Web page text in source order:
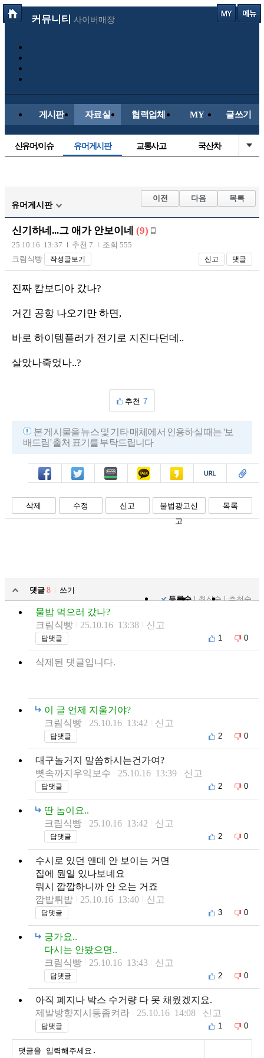
커뮤니티 사이버매장
게시판 자료실 협력업체 MY 글쓰기
신유머/이슈 유머게시판 교통사고 국산차
자유사진 군사/무기
트럭/버스
장착시공사진
유머게시판
이전 다음 목록
신기하네...그 애가 안보이네 (9)
25.10.16 13:37 추천 7
조회 555
크림식빵
작성글보기 신고 댓글
진짜 캄보디아 갔나?
거긴 공항 나오기만 하면,
바로 하이템플러가 전기로 지진다던데..
살았나죽었나..?
추천 7
본 게시물을 뉴스 및 기타 매체에서 인용하실 때는 '보
배드림' 출처 표기를 부탁드립니다
페북 트윗 밴드 카톡 카스 복사 스크랩
삭제 수정 신고
불법광고신
고
목록
댓글 8
쓰기
등록순
최신순 추천순
물밥 먹으러 갔나?
크림식빵
25.10.16 13:38 신고
답댓글 1 0
삭제된 댓글입니다.
이 글 언제 지울거야?
크림식빵
25.10.16 13:42 신고
답댓글 2 0
대구놀거지 말씀하시는건가여?
뼛속까지우익보수
25.10.16 13:39 신고
답댓글 2 0
딴 놈이요..
크림식빵
25.10.16 13:42 신고
답댓글 2 0
수시로 있던 앤데 안 보이는 거면
집에 뭔일 있나보네요
뭐시 깝깝하니까 안 오는 거죠
깜밥튀밥
25.10.16 13:40 신고
답댓글 3 0
긍가요..
다시는 안봤으면..
크림식빵
25.10.16 13:43 신고
답댓글 2 0
아직 폐지나 박스 수거량 다 못 채웠겠지요.
제발방향지시등좀켜라
25.10.16 14:08 신고
답댓글 1 0